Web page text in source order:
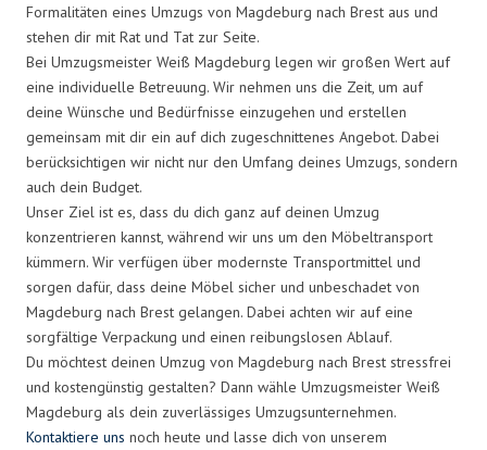
Formalitäten eines Umzugs von Magdeburg nach Brest aus und
stehen dir mit Rat und Tat zur Seite.
Bei Umzugsmeister Weiß Magdeburg legen wir großen Wert auf
eine individuelle Betreuung. Wir nehmen uns die Zeit, um auf
deine Wünsche und Bedürfnisse einzugehen und erstellen
gemeinsam mit dir ein auf dich zugeschnittenes Angebot. Dabei
berücksichtigen wir nicht nur den Umfang deines Umzugs, sondern
auch dein Budget.
Unser Ziel ist es, dass du dich ganz auf deinen Umzug
konzentrieren kannst, während wir uns um den Möbeltransport
kümmern. Wir verfügen über modernste Transportmittel und
sorgen dafür, dass deine Möbel sicher und unbeschadet von
Magdeburg nach Brest gelangen. Dabei achten wir auf eine
sorgfältige Verpackung und einen reibungslosen Ablauf.
Du möchtest deinen Umzug von Magdeburg nach Brest stressfrei
und kostengünstig gestalten? Dann wähle Umzugsmeister Weiß
Magdeburg als dein zuverlässiges Umzugsunternehmen.
Kontaktiere uns noch heute und lasse dich von unserem